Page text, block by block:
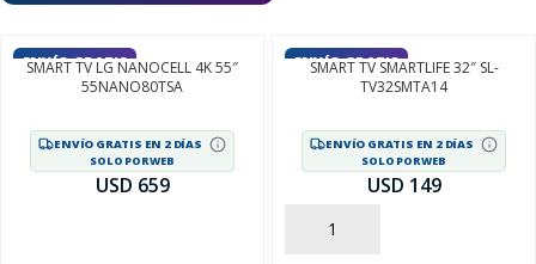
ENVÍO GRATIS
SMART TV LG NANOCELL 4K 55″
55NANO80TSA
ENVÍO GRATIS EN 2 DÍAS
SOLO POR WEB
USD 659
ENVÍO GRATIS
SMART TV SMARTLIFE 32″ SL-
TV32SMTA14
ENVÍO GRATIS EN 2 DÍAS
SOLO POR WEB
USD 149
AÑADIR